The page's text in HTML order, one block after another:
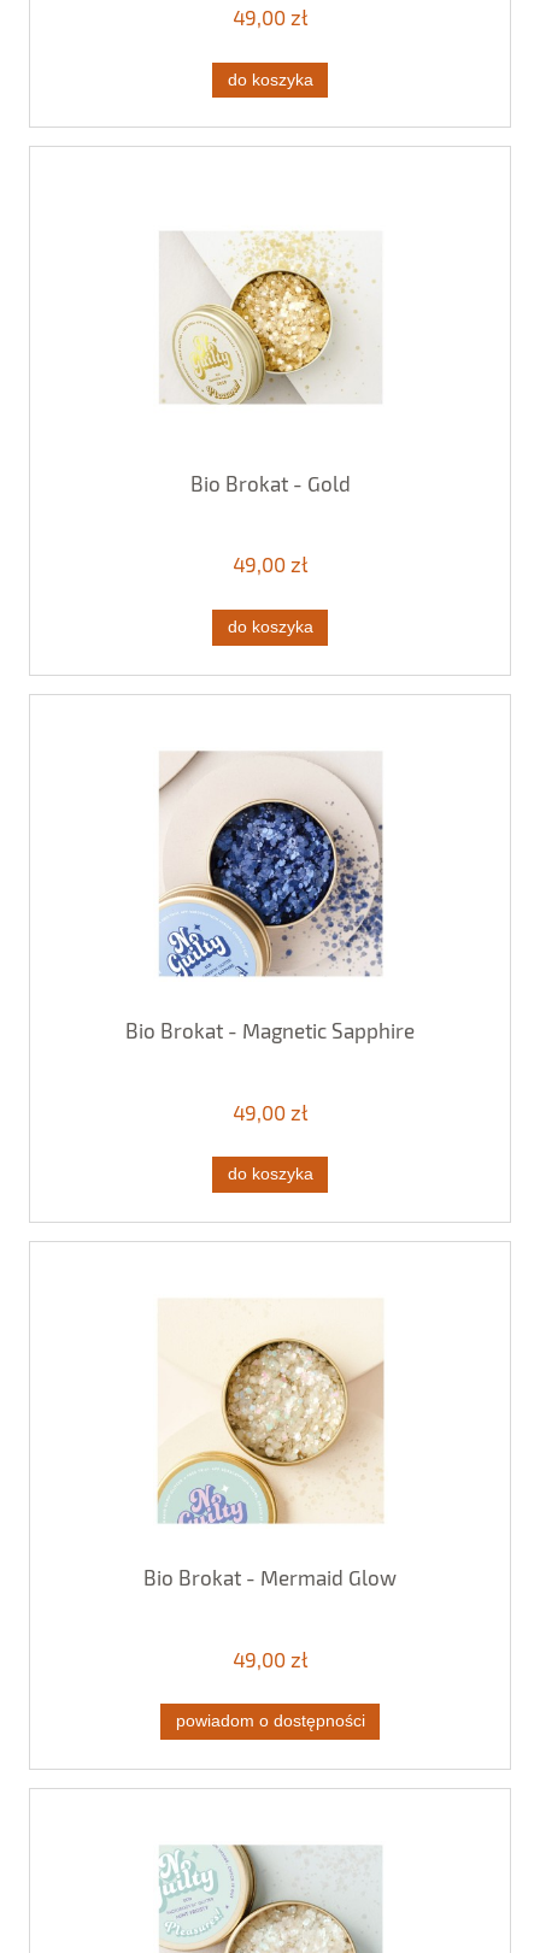
49,00 zł
do koszyka
Bio Brokat - Gold
49,00 zł
do koszyka
Bio Brokat - Magnetic Sapphire
49,00 zł
do koszyka
Bio Brokat - Mermaid Glow
49,00 zł
powiadom o dostępności